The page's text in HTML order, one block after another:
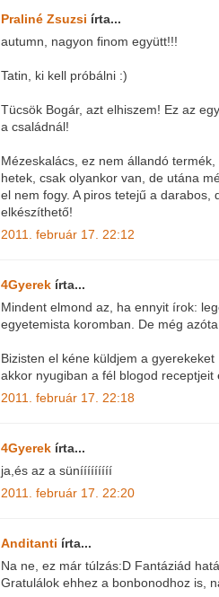
Praliné Zsuzsi írta...
autumn, nagyon finom együtt!!!
Tatin, ki kell próbálni :)
Tücsök Bogár, azt elhiszem! Ez az
a családnál!
Mézeskalács, ez nem állandó
hetek, csak olyankor van, de utána
el nem fogy. A piros tetejű a darabos,
elkészíthető!
2011. február 17. 22:12
4Gyerek írta...
Mindent elmond az, ha ennyit írok:
egyetemista koromban. De még
Bizisten el kéne küldjem a
akkor nyugiban a fél blogod receptjeit
2011. február 17. 22:18
4Gyerek írta...
ja,és az a sünííííííííí
2011. február 17. 22:20
Anditanti írta...
Na ne, ez már túlzás:D Fantáziád
Gratulálok ehhez a bonbonodhoz is,